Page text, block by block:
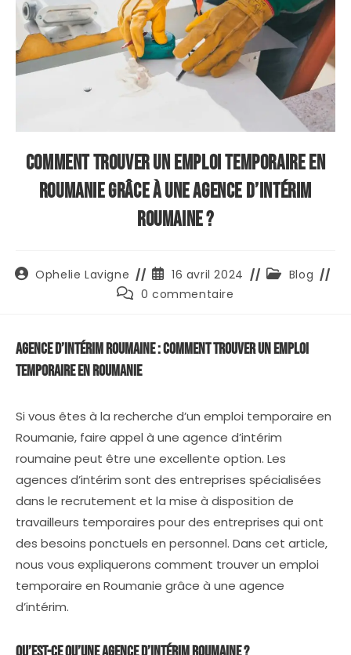
Comment trouver un emploi temporaire en
Roumanie grâce à une agence d’intérim
roumaine ?
Auteur/autrice
Ophelie Lavigne
Publication
16 avril 2024
PostBlog
Commentaires
0 commentaire
Agence d’intérim roumaine : comment trouver un emploi
temporaire en Roumanie
Si vous êtes à la recherche d’un emploi temporaire en
Roumanie, faire appel à une agence d’intérim
roumaine peut être une excellente option. Les
agences d’intérim sont des entreprises spécialisées
dans le recrutement et la mise à disposition de
travailleurs temporaires pour des entreprises qui ont
des besoins ponctuels en personnel. Dans cet article,
nous vous expliquerons comment trouver un emploi
temporaire en Roumanie grâce à une agence
d’intérim.